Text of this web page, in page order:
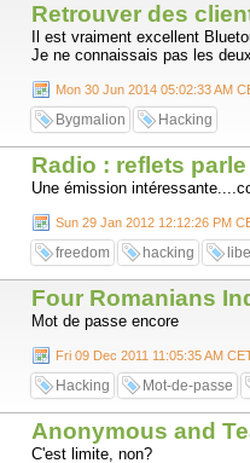
Retrouver des
Il est vraiment excellent
Je ne connaissais pas les
Mon 30 Jun 2014 05:02:33 AM
Bygmalion Hacking
Radio : reflets
Une émission
Sun 29 Jan 2012 12:12:26 PM
freedom hacking
Four Romanians
Mot de passe encore
Fri 09 Dec 2011 11:05:35 AM
Hacking Mot-de-passe
Anonymous and
C'est limite, non?